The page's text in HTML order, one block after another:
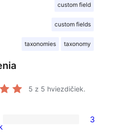
custom field
custom fields
taxonomies taxonomy
5 z 5 hviezdičiek.
3